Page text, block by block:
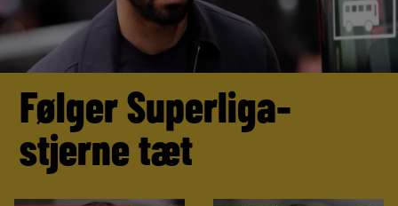
Følger Superliga-
stjerne tæt